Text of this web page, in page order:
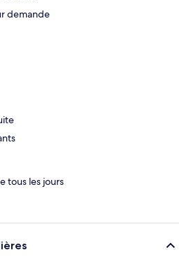
demande
tous les jours